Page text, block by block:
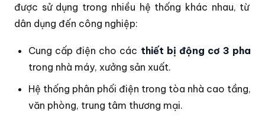
được sử dụng trong nhiều hệ thống khác nhau, từ
dân dụng đến công nghiệp:
Cung cấp điện cho các thiết bị động cơ 3 pha
trong nhà máy, xưởng sản xuất.
Hệ thống phân phối điện trong tòa nhà cao tầng,
văn phòng, trung tâm thương mại.